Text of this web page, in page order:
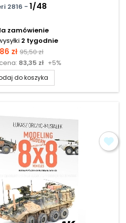
2816 - 1/48
zamówienie
2 tygodnie
zł Cena
podstawowa
95,50 zł
83,35 zł +5%
do koszyka